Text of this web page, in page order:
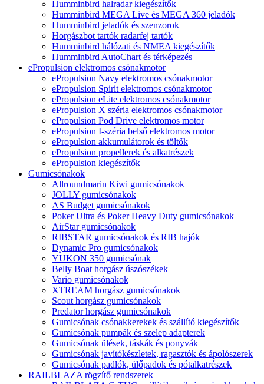
Humminbird halradar kiegészítők
Humminbird MEGA Live és MEGA 360 jeladók
Humminbird jeladók és szenzorok
Horgászbot tartók radarfej tartók
Humminbird hálózati és NMEA kiegészítők
Humminbird AutoChart és térképezés
ePropulsion elektromos csónakmotor
ePropulsion Navy elektromos csónakmotor
ePropulsion Spirit elektromos csónakmotor
ePropulsion eLite elektromos csónakmotor
ePropulsion X széria elektromos csónakmotor
ePropulsion Pod Drive elektromos motor
ePropulsion I-széria belső elektromos motor
ePropulsion akkumulátorok és töltők
ePropulsion propellerek és alkatrészek
ePropulsion kiegészítők
Gumicsónakok
Allroundmarin Kiwi gumicsónakok
JOLLY gumicsónakok
AS Budget gumicsónakok
Poker Ultra és Poker Heavy Duty gumicsónakok
AirStar gumicsónakok
RIBSTAR gumicsónakok és RIB hajók
Dynamic Pro gumicsónakok
YUKON 350 gumicsónak
Belly Boat horgász úszószékek
Vario gumicsónakok
XTREAM horgász gumicsónakok
Scout horgász gumicsónakok
Predator horgász gumicsónakok
Gumicsónak csónakkerekek és szállító kiegészítők
Gumicsónak pumpák és szelep adapterek
Gumicsónak ülések, táskák és ponyvák
Gumicsónak javítókészletek, ragasztók és ápolószerek
Gumicsónak padlók, ülőpadok és pótalkatrészek
RAILBLAZA rögzítő rendszerek